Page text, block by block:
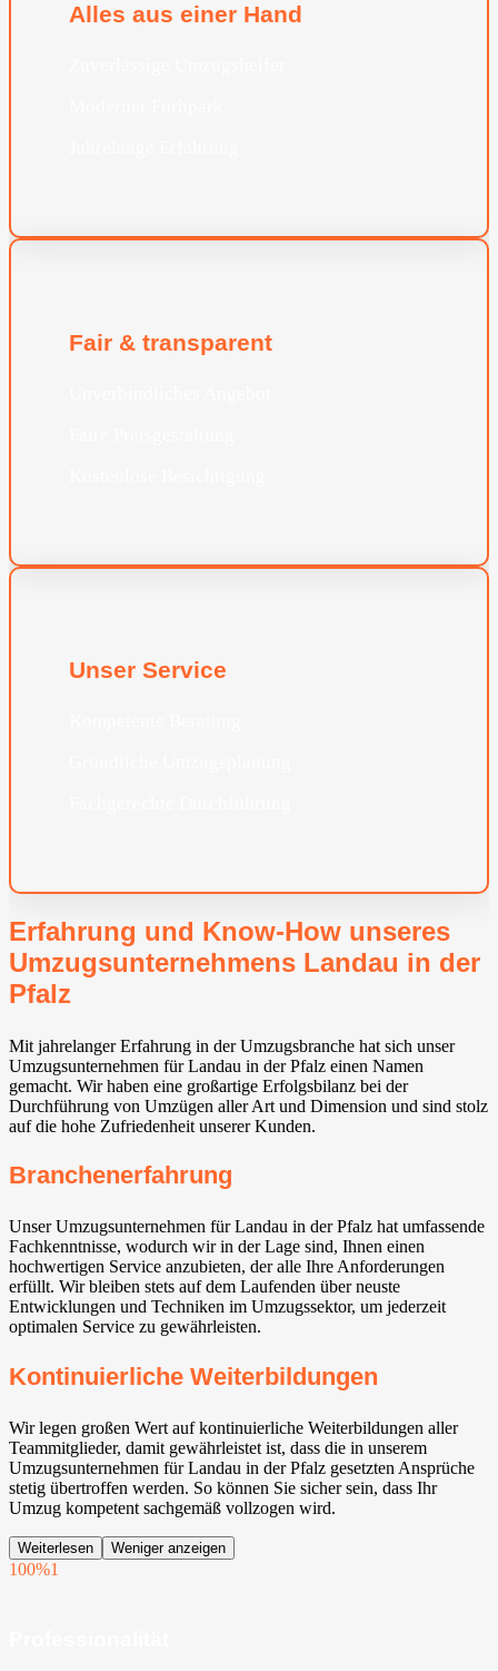
Alles aus einer Hand
Fair & transparent
Unser Service
Erfahrung und Know-How unseres
Umzugsunternehmens Landau in der
Pfalz
Mit jahrelanger Erfahrung in der Umzugsbranche hat sich unser
Umzugsunternehmen für Landau in der Pfalz einen Namen
gemacht. Wir haben eine großartige Erfolgsbilanz bei der
Durchführung von Umzügen aller Art und Dimension und sind stolz
auf die hohe Zufriedenheit unserer Kunden.
Branchenerfahrung
Unser Umzugsunternehmen für Landau in der Pfalz hat umfassende
Fachkenntnisse, wodurch wir in der Lage sind, Ihnen einen
hochwertigen Service anzubieten, der alle Ihre Anforderungen
erfüllt. Wir bleiben stets auf dem Laufenden über neuste
Entwicklungen und Techniken im Umzugssektor, um jederzeit
optimalen Service zu gewährleisten.
Kontinuierliche Weiterbildungen
Wir legen großen Wert auf kontinuierliche Weiterbildungen aller
Teammitglieder, damit gewährleistet ist, dass die in unserem
Umzugsunternehmen für Landau in der Pfalz gesetzten Ansprüche
stetig übertroffen werden. So können Sie sicher sein, dass Ihr
Umzug kompetent sachgemäß vollzogen wird.
Weiterlesen Weniger anzeigen
100%1